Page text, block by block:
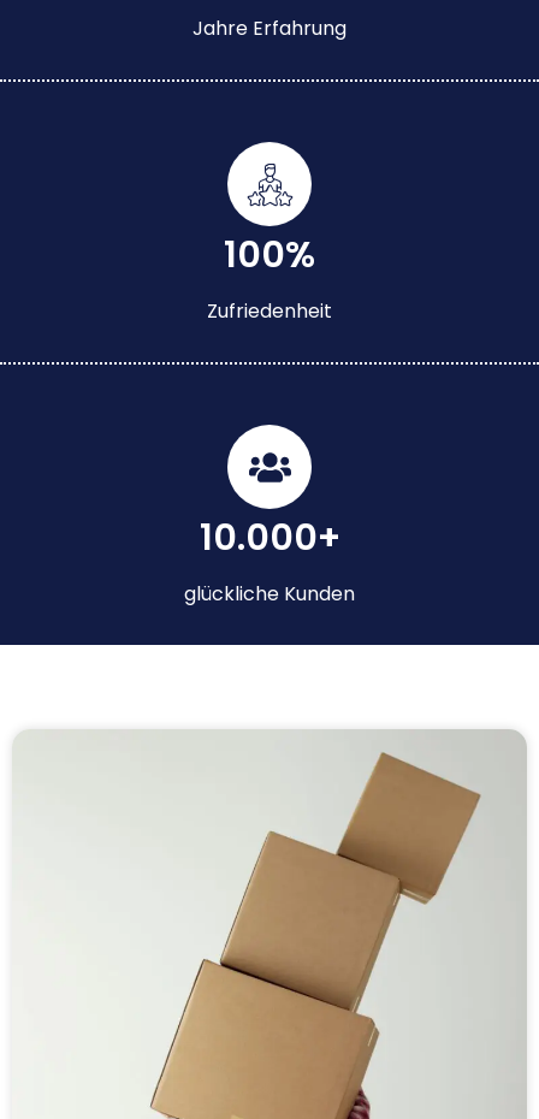
Jahre Erfahrung
100%
Zufriedenheit
10.000+
glückliche Kunden